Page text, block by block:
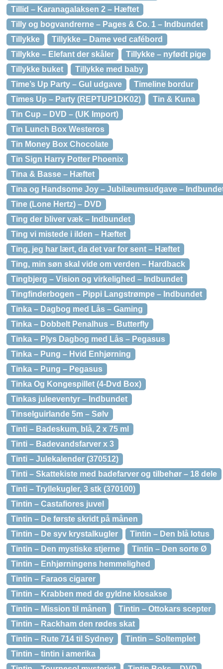
Tillid – Karanagalaksen 2 – Hæftet
Tilly og bogvandrerne – Pages & Co. 1 – Indbundet
Tillykke
Tillykke – Dame ved cafébord
Tillykke – Elefant der skåler
Tillykke – nyfødt pige
Tillykke buket
Tillykke med baby
Time’s Up Party – Gul udgave
Timeline bordur
Times Up – Party (REPTUP1DK02)
Tin & Kuna
Tin Cup – DVD – (UK Import)
Tin Lunch Box Westeros
Tin Money Box Chocolate
Tin Sign Harry Potter Phoenix
Tina & Basse – Hæftet
Tina og Handsome Joy – Jubilæumsudgave –
Tine (Lone Hertz) – DVD
Ting der bliver væk – Indbundet
Ting vi mistede i ilden – Hæftet
Ting, jeg har lært, da det var for sent – Hæftet
Ting, min søn skal vide om verden – Hardback
Tingbjerg – Vision og virkelighed – Indbundet
Tingfinderbogen – Pippi Langstrømpe – Indbundet
Tinka – Dagbog med Lås – Gaming
Tinka – Dobbelt Penalhus – Butterfly
Tinka – Plys Dagbog med Lås – Pegasus
Tinka – Pung – Hvid Enhjørning
Tinka – Pung – Pegasus
Tinka Og Kongespillet (4-Dvd Box)
Tinkas juleeventyr – Indbundet
Tinselguirlande 5m – Sølv
Tinti – Badeskum, blå, 2 x 75 ml
Tinti – Badevandsfarver x 3
Tinti – Julekalender (370512)
Tinti – Skattekiste med badefarver og tilbehør – 18 dele
Tinti – Tryllekugler, 3 stk (370100)
Tintin – Castafiores juvel
Tintin – De første skridt på månen
Tintin – De syv krystalkugler
Tintin – Den blå lotus
Tintin – Den mystiske stjerne
Tintin – Den sorte Ø
Tintin – Enhjørningens hemmelighed
Tintin – Faraos cigarer
Tintin – Krabben med de gyldne klosakse
Tintin – Mission til månen
Tintin – Ottokars scepter
Tintin – Rackham den rødes skat
Tintin – Rute 714 til Sydney
Tintin – Soltemplet
Tintin – tintin i amerika